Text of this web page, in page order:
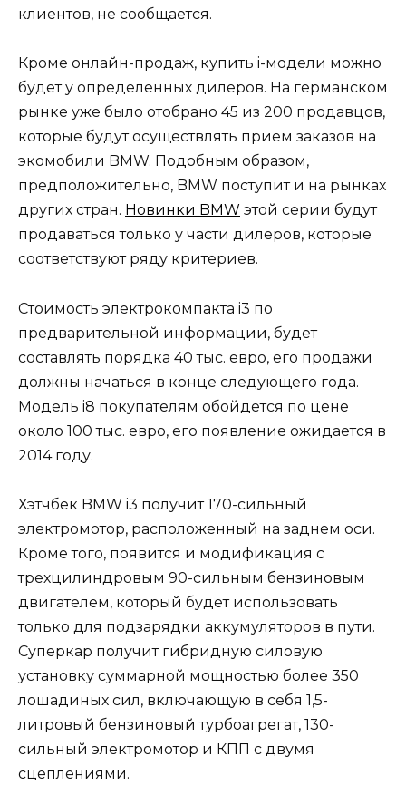
клиентов, не сообщается.
Кроме онлайн-продаж, купить i-модели можно
будет у определенных дилеров. На германском
рынке уже было отобрано 45 из 200 продавцов,
которые будут осуществлять прием заказов на
экомобили BMW. Подобным образом,
предположительно, BMW поступит и на рынках
других стран. Новинки BMW этой серии будут
продаваться только у части дилеров, которые
соответствуют ряду критериев.
Стоимость электрокомпакта i3 по
предварительной информации, будет
составлять порядка 40 тыс. евро, его продажи
должны начаться в конце следующего года.
Модель i8 покупателям обойдется по цене
около 100 тыс. евро, его появление ожидается в
2014 году.
Хэтчбек BMW i3 получит 170-сильный
электромотор, расположенный на заднем оси.
Кроме того, появится и модификация с
трехцилиндровым 90-сильным бензиновым
двигателем, который будет использовать
только для подзарядки аккумуляторов в пути.
Суперкар получит гибридную силовую
установку суммарной мощностью более 350
лошадиных сил, включающую в себя 1,5-
литровый бензиновый турбоагрегат, 130-
сильный электромотор и КПП с двумя
сцеплениями.